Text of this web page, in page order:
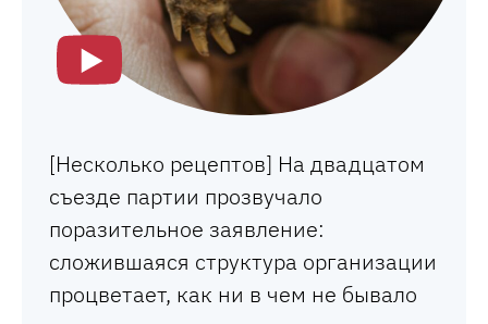
[Несколько рецептов] На двадцатом
съезде партии прозвучало
поразительное заявление:
сложившаяся структура организации
процветает, как ни в чем не бывало